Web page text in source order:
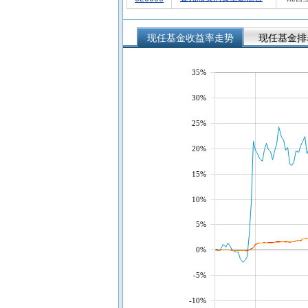
现任基金收益率走势 现任基金
-10%
-5%
0%
5%
10%
15%
20%
25%
30%
35%